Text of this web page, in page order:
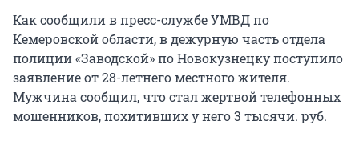
Как сообщили в пресс-службе УМВД по
Кемеровской области, в дежурную часть отдела
полиции «Заводской» по Новокузнецку поступило
заявление от 28-летнего местного жителя.
Мужчина сообщил, что стал жертвой телефонных
мошенников, похитивших у него 3 тысячи. руб.